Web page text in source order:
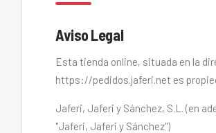
Aviso Legal
Esta tienda online, situada en la
https://pedidos.jaferi.net es
Jaferi, Jaferi y Sánchez, S.L. (en
"Jaferi, Jaferi y Sánchez")